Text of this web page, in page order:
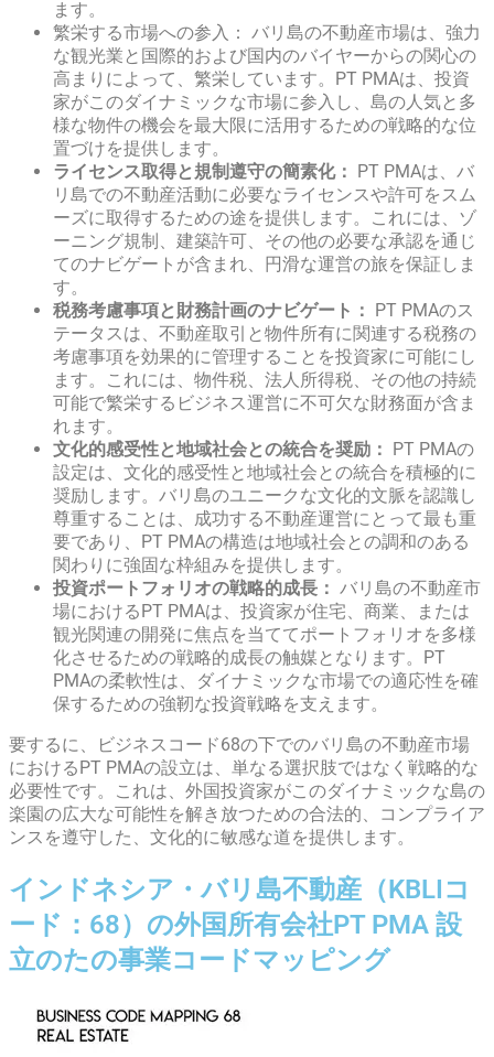
ます。
繁栄する市場への参入： バリ島の不動産市場は、強力
な観光業と国際的および国内のバイヤーからの関心の
高まりによって、繁栄しています。PT PMAは、投資
家がこのダイナミックな市場に参入し、島の人気と多
様な物件の機会を最大限に活用するための戦略的な位
置づけを提供します。
ライセンス取得と規制遵守の簡素化：
PT PMAは、バ
リ島での不動産活動に必要なライセンスや許可をスム
ーズに取得するための途を提供します。これには、ゾ
ーニング規制、建築許可、その他の必要な承認を通じ
てのナビゲートが含まれ、円滑な運営の旅を保証しま
す。
税務考慮事項と財務計画のナビゲート：
PT PMAのス
テータスは、不動産取引と物件所有に関連する税務の
考慮事項を効果的に管理することを投資家に可能にし
ます。これには、物件税、法人所得税、その他の持続
可能で繁栄するビジネス運営に不可欠な財務面が含ま
れます。
文化的感受性と地域社会との統合を奨励：
PT PMAの
設定は、文化的感受性と地域社会との統合を積極的に
奨励します。バリ島のユニークな文化的文脈を認識し
尊重することは、成功する不動産運営にとって最も重
要であり、PT PMAの構造は地域社会との調和のある
関わりに強固な枠組みを提供します。
投資ポートフォリオの戦略的成長： バリ島の不動産市
場におけるPT PMAは、投資家が住宅、商業、または
観光関連の開発に焦点を当ててポートフォリオを多様
化させるための戦略的成長の触媒となります。PT
PMAの柔軟性は、ダイナミックな市場での適応性を確
保するための強靭な投資戦略を支えます。
要するに、ビジネスコード68の下でのバリ島の不動産市場
におけるPT PMAの設立は、単なる選択肢ではなく戦略的な
必要性です。これは、外国投資家がこのダイナミックな島の
楽園の広大な可能性を解き放つための合法的、コンプライア
ンスを遵守した、文化的に敏感な道を提供します。
インドネシア・バリ島不動産（KBLIコ
ード：68）の外国所有会社PT PMA 設
立のたの事業コードマッピング